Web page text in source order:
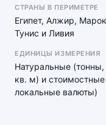
СТРАНЫ В ПЕРИМЕТРЕ
Египет, Алжир,
Тунис и Ливия
ЕДИНИЦЫ ИЗМЕРЕНИЯ
Натуральные (тонны,
кв. м) и
локальные валюты)